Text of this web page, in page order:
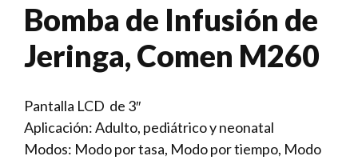
Bomba de Infusión de
Jeringa, Comen M260
Pantalla LCD de 3″
Aplicación: Adulto, pediátrico y neonatal
Modos: Modo por tasa, Modo por tiempo, Modo